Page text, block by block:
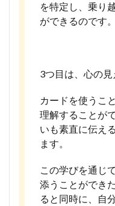
を特定し、乗り
ができるのです。
3つ目は、心の
カードを使うこ
理解することが
いも素直に伝え
ます。
この学びを通じ
添うことができ
ると同時に、自